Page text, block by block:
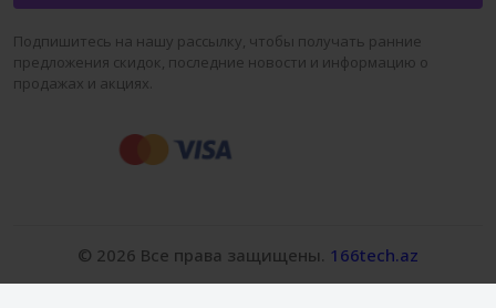
Подпишитесь на нашу рассылку, чтобы получать ранние
предложения скидок, последние новости и информацию о
продажах и акциях.
© 2026 Все права защищены. 166tech.az